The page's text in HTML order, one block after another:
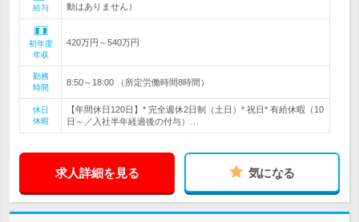
給与
動はありません）
初年度
年収
420万円～540万円
勤務
時間
8:50～18:00 （所定労働時間8時間）
休日
休暇
【年間休日120日】* 完全週休2日制（土日）* 祝日* 有給休暇（10
日～／入社半年経過後の付与）…
求人詳細を見る 気になる